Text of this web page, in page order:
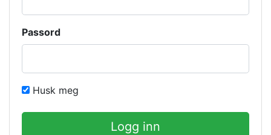
Passord
Husk meg
Logg inn